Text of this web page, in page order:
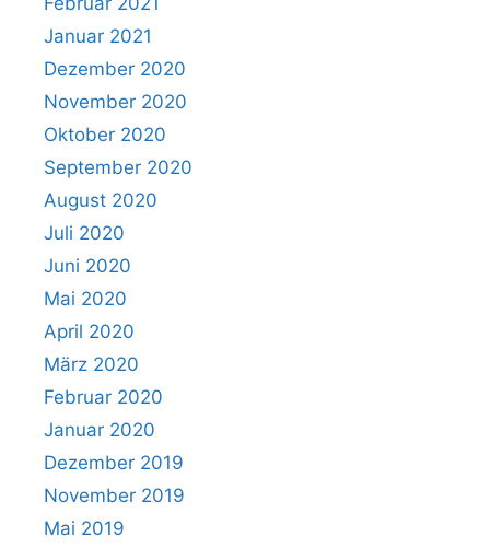
Januar 2021
Dezember 2020
November 2020
Oktober 2020
September 2020
August 2020
Juli 2020
Juni 2020
Mai 2020
April 2020
März 2020
Februar 2020
Januar 2020
Dezember 2019
November 2019
Mai 2019